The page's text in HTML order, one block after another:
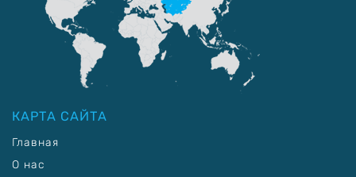
КАРТА САЙТА
Главная
О нас